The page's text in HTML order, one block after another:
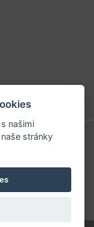
našimi
stránky